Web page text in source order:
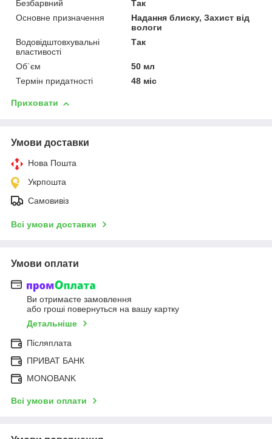
Безбарвний
Так
Основне призначення
Надання блиску, Захист від
вологи
Водовідштовхувальні
властивості
Так
Об`єм
50 мл
Термін придатності
48 міс
Приховати
Умови доставки
Нова Пошта
Укрпошта
Самовивіз
Всі умови доставки
Умови оплати
Ви отримаєте замовлення
або гроші повернуться на вашу картку
Детальніше
Післяплата
ПРИВАТ БАНК
MONOBANK
Всі умови оплати